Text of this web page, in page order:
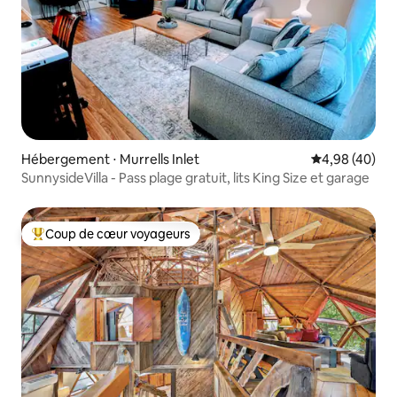
Hébergement ⋅ Murrells Inlet Évaluation
4,98 (40)
SunnysideVilla - Pass plage gratuit, lits King Size et garage
Coups de cœur voyageurs les plus appréciés
Coup de cœur voyageurs